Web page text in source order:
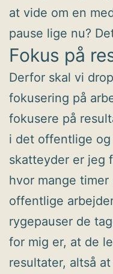
at vide om en
pause lige nu?
Fokus på
Derfor skal vi
fokusering på
fokusere på
i det offentlige
skatteyder er jeg
hvor mange
offentlige
rygepauser de
for mig er, at de
resultater, altså